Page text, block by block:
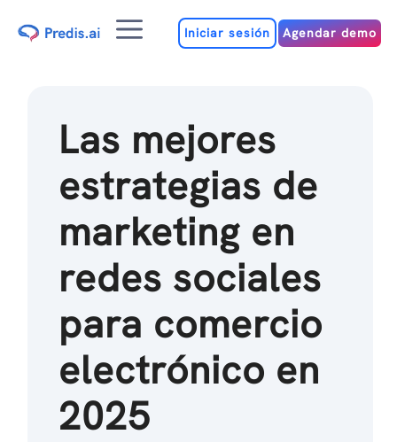
MenúIniciar sesión Agendar demo
Las mejores
estrategias de
marketing en
redes sociales
para comercio
electrónico en
2025